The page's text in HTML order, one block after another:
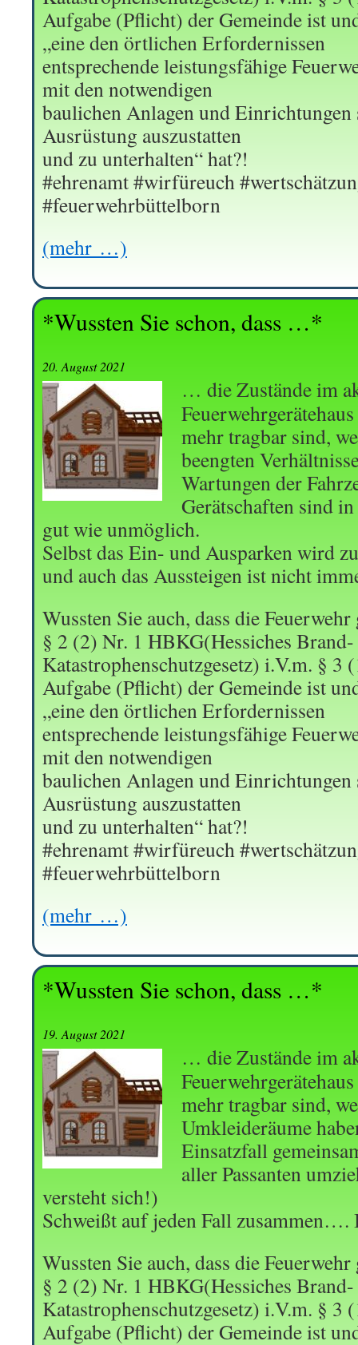
Aufgabe (Pflicht) der Gemeinde ist
„eine den örtlichen Erfordernissen
entsprechende leistungsfähige
mit den notwendigen
baulichen Anlagen und Einrichtungen
Ausrüstung auszustatten
und zu unterhalten“ hat?!
#ehrenamt #wirfüreuch
#feuerwehrbüttelborn
(mehr …)
*Wussten Sie schon, dass …*
20. August 2021
… die Zustände im
mehr tragbar sind,
beengten
Wartungen der
Gerätschaften sind
gut wie unmöglich.
Selbst das Ein- und Ausparken wird
und auch das Aussteigen ist nicht
Wussten Sie auch, dass die Feuerwehr
§ 2 (2) Nr. 1 HBKG(Hessiches
Katastrophenschutzgesetz) i.V.m. § 3
Aufgabe (Pflicht) der Gemeinde ist
„eine den örtlichen Erfordernissen
entsprechende leistungsfähige
mit den notwendigen
baulichen Anlagen und Einrichtungen
Ausrüstung auszustatten
und zu unterhalten“ hat?!
#ehrenamt #wirfüreuch
#feuerwehrbüttelborn
(mehr …)
*Wussten Sie schon, dass …*
19. August 2021
… die Zustände im
mehr tragbar sind,
Umkleideräume
Einsatzfall
aller Passanten
versteht sich!)
Schweißt auf jeden Fall zusammen….
Wussten Sie auch, dass die Feuerwehr
§ 2 (2) Nr. 1 HBKG(Hessiches
Katastrophenschutzgesetz) i.V.m. § 3
Aufgabe (Pflicht) der Gemeinde ist